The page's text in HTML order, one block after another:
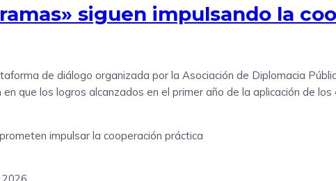
siguen impulsando la
de diálogo organizada por la Asociación de Diplomacia
que los logros alcanzados en el primer año de la aplicación de